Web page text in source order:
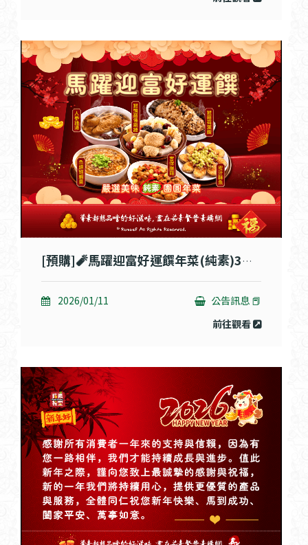
[預購]🧨馬躍迎富好運饌年菜(純素)3件組/6件組🧨
2026/01/11
公告訊息 📕
前往觀看